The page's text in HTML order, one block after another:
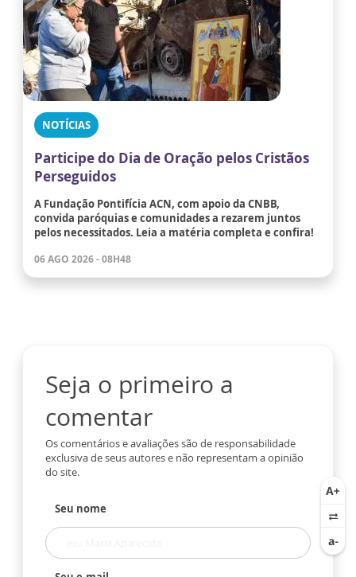
NOTÍCIAS
Participe do Dia de Oração pelos Cristãos
Perseguidos
A Fundação Pontifícia ACN, com apoio da CNBB,
convida paróquias e comunidades a rezarem juntos
pelos necessitados. Leia a matéria completa e confira!
06 AGO 2026 - 08H48
Seja o primeiro a
comentar
Os comentários e avaliações são de responsabilidade
exclusiva de seus autores e não representam a opinião
do site.
Seu nome